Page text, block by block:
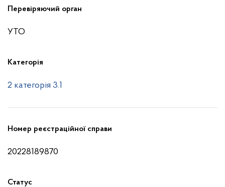
Перевіряючий орган
УТО
Категорія
2 категорія 3.1
Номер реєстраційної справи
20228189870
Статус